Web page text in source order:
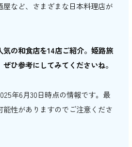
西おでかけ手帖とは
屋など、さまざまな日本料理店が
気の和食店を14店ご紹介。姫路旅
ひ参考にしてみてくださいね。
年6月30日時点の情報です。最
能性がありますのでご注意くださ